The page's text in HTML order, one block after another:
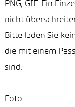
PNG, GIF. Ein
nicht
Bitte laden Sie
die mit einem
sind.
Foto